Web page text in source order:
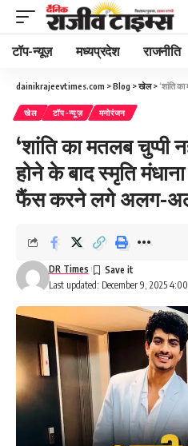
टॉप-न्यूज़ मध्यप्रदेश राजनीति
dainikrajeevtimes.com >Blog >खेल> ‘शांति का मतलब
खेल टॉप-न्यूज़ मनोरंजन
‘शांति का मतलब चुप्पी
होने के बाद स्मृति
फैंस करने लगे अलग-
Last updated: December 9, 2025
DR Times